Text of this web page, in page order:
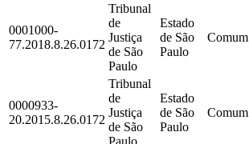
0001000-
77.2018.8.26.0172
Tribunal
de
Justiça
de São
Paulo
Estado
de São
Paulo
Comum
0000933-
20.2015.8.26.0172
Tribunal
de
Justiça
de São
Paulo
Estado
de São
Paulo
Comum